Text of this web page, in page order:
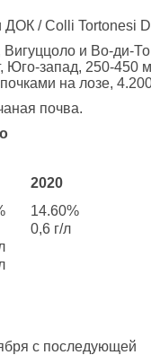
ДОК / Colli Tortonesi
Вигуццоло и Во-ди-
Юго-запад, 250-450
на лозе,
почва.
2020
14.60%
0,6 г/л
с последующей